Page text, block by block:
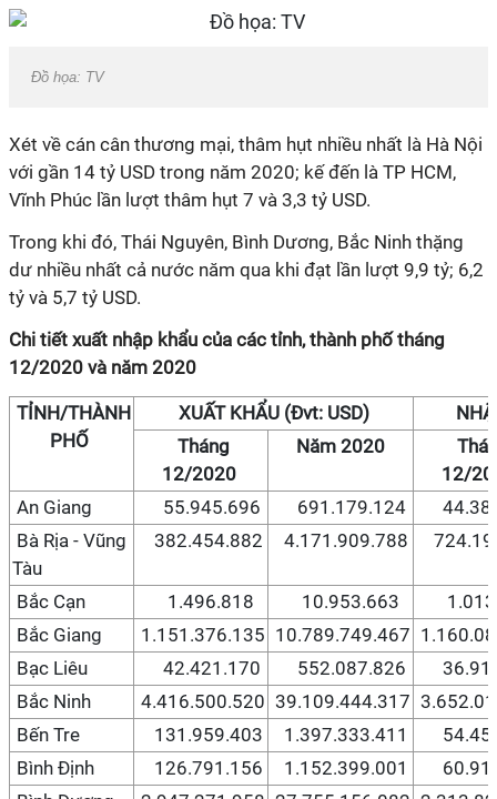
Đồ họa: TV
Xét về cán cân thương mại, thâm hụt nhiều nhất là Hà Nội
với gần 14 tỷ USD trong năm 2020; kế đến là TP HCM,
Vĩnh Phúc lần lượt thâm hụt 7 và 3,3 tỷ USD.
Trong khi đó, Thái Nguyên, Bình Dương, Bắc Ninh thặng
dư nhiều nhất cả nước năm qua khi đạt lần lượt 9,9 tỷ; 6,2
tỷ và 5,7 tỷ USD.
Chi tiết xuất nhập khẩu của các tỉnh, thành phố tháng
12/2020 và năm 2020
TỈNH/THÀNH
PHỐ
XUẤT KHẨU (Đvt: USD)
Tháng
12/2020
Năm 2020
12/
An Giang
55.945.696 691.179.124
Bà Rịa - Vũng
Tàu
382.454.882 4.171.909.788
Bắc Cạn 1.496.818 10.953.663
Bắc Giang
1.151.376.135 10.789.749.467
Bạc Liêu
42.421.170 552.087.826
Bắc Ninh
4.416.500.520 39.109.444.317
Bến Tre
131.959.403 1.397.333.411
Bình Định
126.791.156 1.152.399.001